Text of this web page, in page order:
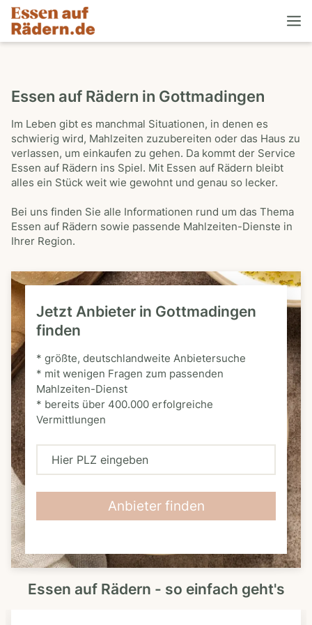
Essen auf Rädern in Gottmadingen
Im Leben gibt es manchmal Situationen, in denen es
schwierig wird, Mahlzeiten zuzubereiten oder das Haus zu
verlassen, um einkaufen zu gehen. Da kommt der Service
Essen auf Rädern ins Spiel. Mit Essen auf Rädern bleibt
alles ein Stück weit wie gewohnt und genau so lecker.
Bei uns finden Sie alle Informationen rund um das Thema
Essen auf Rädern sowie passende Mahlzeiten-Dienste in
Ihrer Region.
Jetzt Anbieter in Gottmadingen
finden
* größte, deutschlandweite Anbietersuche
* mit wenigen Fragen zum passenden
Mahlzeiten-Dienst
* bereits über 400.000 erfolgreiche
Vermittlungen
H
L
Z
Anbieter finden
Essen auf Rädern - so einfach geht's